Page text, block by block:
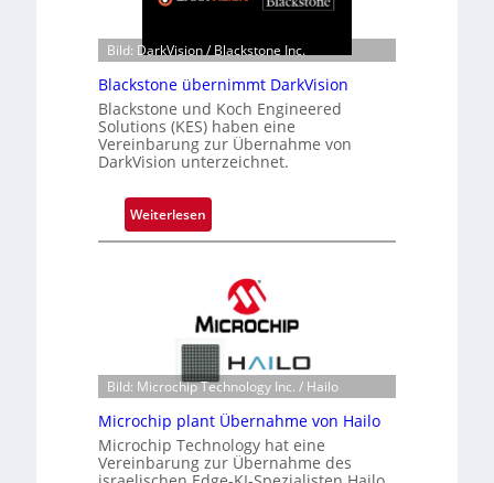
Bild: DarkVision / Blackstone Inc.
Blackstone übernimmt DarkVision
Blackstone und Koch Engineered
Solutions (KES) haben eine
Vereinbarung zur Übernahme von
DarkVision unterzeichnet.
Weiterlesen
B
k
s
t
o
n
e
ü
Bild: Microchip Technology Inc. / Hailo
Microchip plant Übernahme von Hailo
Microchip Technology hat eine
Vereinbarung zur Übernahme des